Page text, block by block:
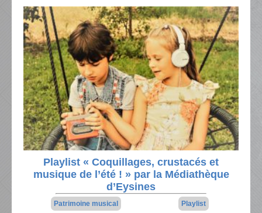
Playlist « Coquillages, crustacés et
musique de l’été ! » par la Médiathèque
d’Eysines
Patrimoine musical Playlist